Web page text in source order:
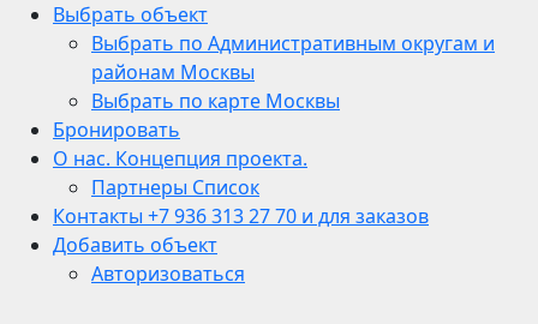
Выбрать объект
Выбрать по Административным округам и
районам Москвы
Выбрать по карте Москвы
Бронировать
О нас. Концепция проекта.
Партнеры Список
Контакты +7 936 313 27 70 и для заказов
Добавить объект
Авторизоваться